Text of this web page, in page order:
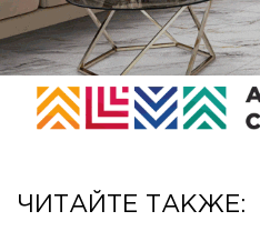
ЧИТАЙТЕ ТАКЖЕ: